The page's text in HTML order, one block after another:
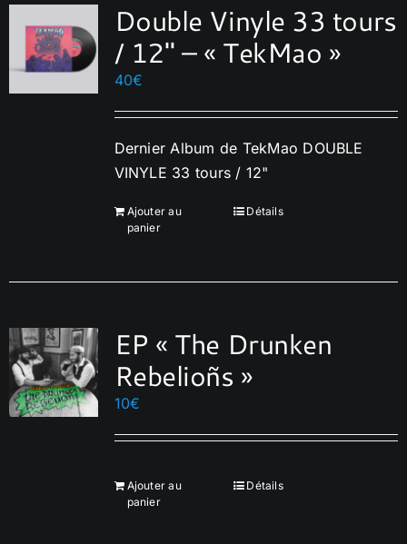
Double Vinyle 33 tours
/ 12″ – « TekMao »
40€
Dernier Album de TekMao DOUBLE
VINYLE 33 tours / 12"
Ajouter au
panier
Détails
EP « The Drunken
Rebelioñs »
10€
Ajouter au
panier
Détails